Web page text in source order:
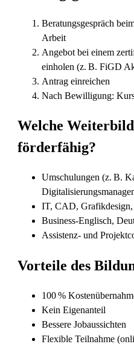
Beratungsgespräch
Arbeit
Angebot bei einem
einholen (z. B. FiGD
Antrag einreichen
Nach Bewilligung:
Welche
förderfähig?
Umschulungen (z. B.
IT, CAD,
Business-Englisch,
Assistenz- und
Vorteile des
100 %
Kein Eigenanteil
Bessere Jobaussichten
Flexible Teilnahme